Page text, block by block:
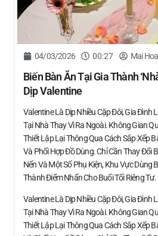
04/03/2026 00:27 Mai
Biến Bàn Ăn Tại Gia Thành
Dịp Valentine
Valentine Là Dịp Nhiều Cặp Đôi, Gia Đình
Tại Nhà Thay Vì Ra Ngoài. Không Gian
Thiết Lập Lại Thông Qua Cách Sắp Xếp
Và Phối Hợp Đồ Dùng. Chỉ Cần Thay Đổi
Nến Và Một Số Phụ Kiện, Khu Vực Dùng
Thành Điểm Nhấn Cho Buổi Tối Riêng Tư.
Valentine Là Dịp Nhiều Cặp Đôi, Gia Đình
Tại Nhà Thay Vì Ra Ngoài. Không Gian
Thiết Lập Lại Thông Qua Cách Sắp Xếp